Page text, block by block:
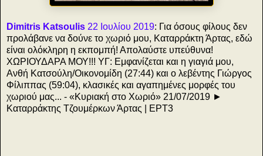
Dimitris Katsoulis 22 Ιουλίου 2019: Για όσους φίλους δεν
προλάβανε να δούνε το χωριό μου, Καταρράκτη Άρτας, εδώ
είναι ολόκληρη η εκπομπή! Απολαύστε υπεύθυνα!
ΧΩΡΙΟΥΔΑΡΑ ΜΟΥ!!! ΥΓ: Εμφανίζεται και η γιαγιά μου,
Ανθή Κατσούλη/Οικονομίδη (27:44) και ο λεβέντης Γιώργος
Φίλιππας (59:04), κλασικές και αγαπημένες μορφές του
χωριού μας... - «Κυριακή στο Χωριό» 21/07/2019 ►
Καταρράκτης Τζουμέρκων Άρτας | ΕΡΤ3